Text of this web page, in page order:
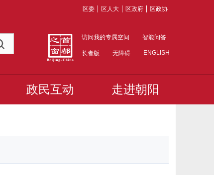
区委 区人大 区政府 区政协
访问我的专属空间 智能问答
长者版 无障碍 ENGLISH
政民互动 走进朝阳